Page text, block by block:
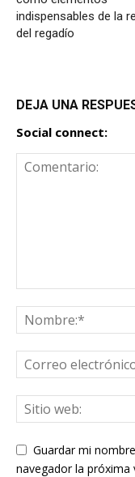
indispensables de la
del regadío
DEJA UNA
Social connect:
Guardar mi
navegador la próxima